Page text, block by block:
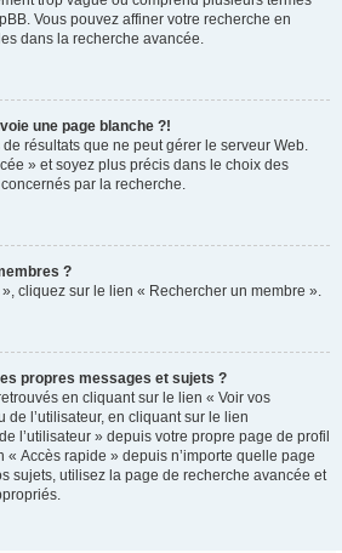
Vous pouvez affiner votre recherche en
dans la recherche avancée.
une page blanche ?!
résultats que ne peut gérer le serveur Web.
» et soyez plus précis dans le choix des
par la recherche.
?
cliquez sur le lien « Rechercher un membre ».
propres messages et sujets ?
en cliquant sur le lien « Voir vos
l’utilisateur, en cliquant sur le lien
l’utilisateur » depuis votre propre page de profil
Accès rapide » depuis n’importe quelle page
sujets, utilisez la page de recherche avancée et